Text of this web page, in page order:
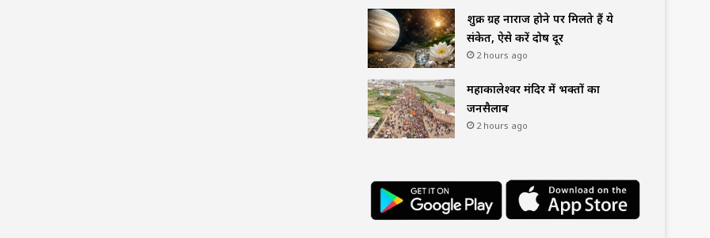
शुक्र ग्रह नाराज होने पर मिलते हैं ये
संकेत, ऐसे करें दोष दूर
2 hours ago
महाकालेश्वर मंदिर में भक्तों का
जनसैलाब
2 hours ago